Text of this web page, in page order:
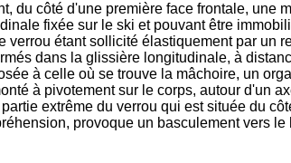
du côté d'une première face frontale, une
fixée sur le ski et pouvant être
étant sollicité élastiquement par un
dans la glissière longitudinale, à
à celle où se trouve la mâchoire, un
à pivotement sur le corps, autour d'un
extrême du verrou qui est située du
provoque un basculement vers